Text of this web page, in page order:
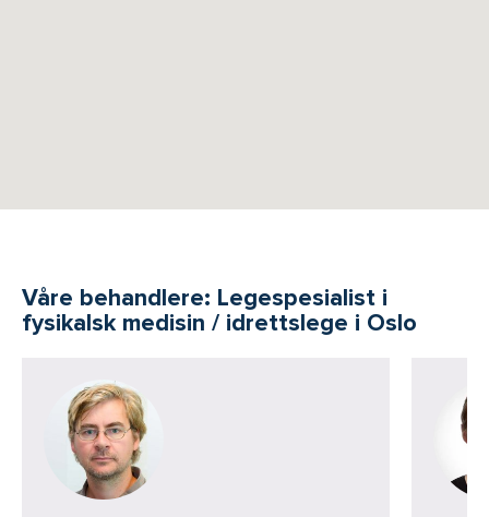
Våre behandlere: Legespesialist i
fysikalsk medisin / idrettslege i Oslo